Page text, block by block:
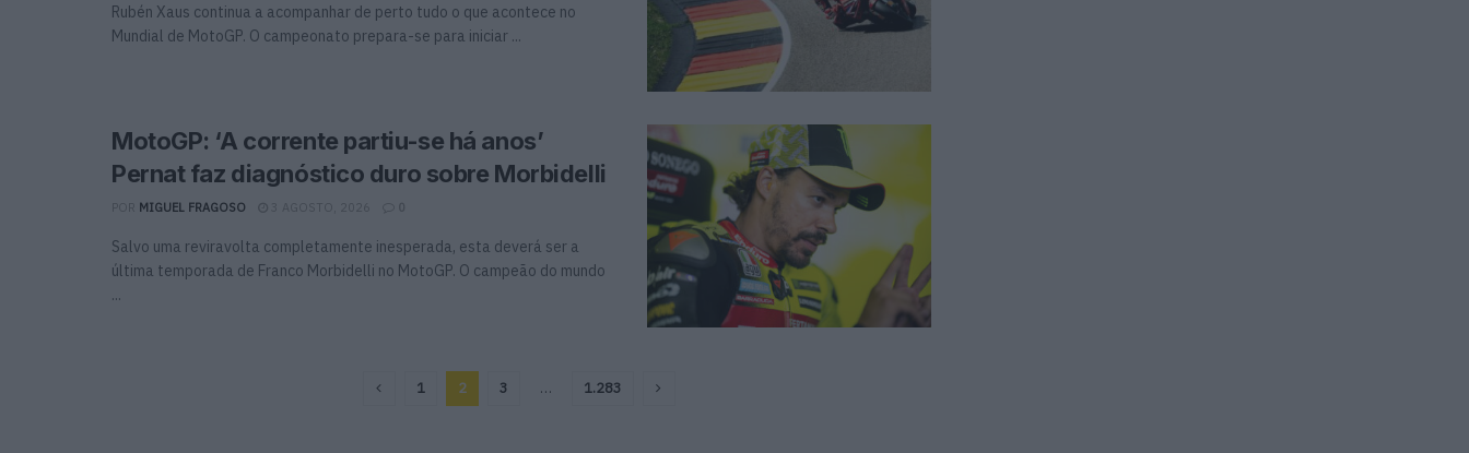
Rubén Xaus continua a acompanhar de perto tudo o que acontece no
Mundial de MotoGP. O campeonato prepara-se para iniciar ...
MotoGP: ‘A corrente partiu-se há anos’
Pernat faz diagnóstico duro sobre Morbidelli
MIGUEL FRAGOSO 3 AGOSTO, 2026 0
Salvo uma reviravolta completamente inesperada, esta deverá ser a
última temporada de Franco Morbidelli no MotoGP. O campeão do mundo
...
1 2 3 … 1.283